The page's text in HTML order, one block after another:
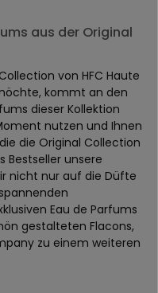
aus der Original
von HFC Haute
kommt an den
dieser Kollektion
nutzen und Ihnen
die Original Collection
Bestseller unsere
nicht nur auf die Düfte
Eau de Parfums
gestalteten Flacons,
zu einem weiteren